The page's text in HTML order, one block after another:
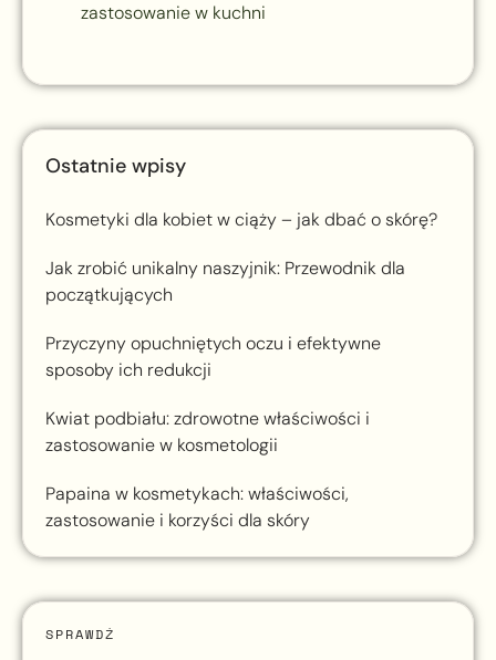
zastosowanie w kuchni
Ostatnie wpisy
Kosmetyki dla kobiet w ciąży – jak dbać o skórę?
Jak zrobić unikalny naszyjnik: Przewodnik dla
początkujących
Przyczyny opuchniętych oczu i efektywne
sposoby ich redukcji
Kwiat podbiału: zdrowotne właściwości i
zastosowanie w kosmetologii
Papaina w kosmetykach: właściwości,
zastosowanie i korzyści dla skóry
SPRAWDŹ